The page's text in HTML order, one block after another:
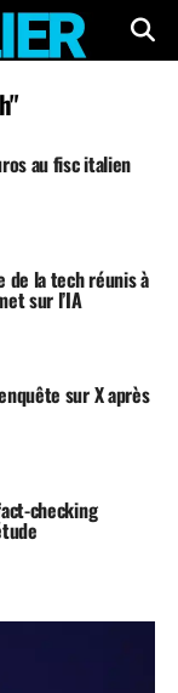
au fisc italien
de la tech réunis à
sur l’IA
sur X après
checking